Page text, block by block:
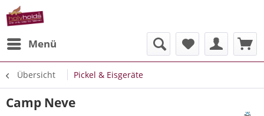
Menü
Übersicht Pickel & Eisgeräte
Camp Neve